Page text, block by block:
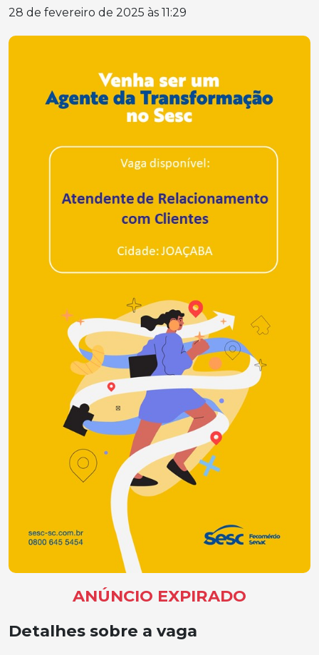
28 de fevereiro de 2025 às 11:29
ANÚNCIO EXPIRADO
Detalhes sobre a vaga